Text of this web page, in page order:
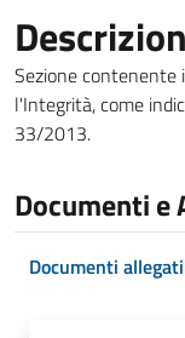
Sezione contenente
l'Integrità, come
33/2013.
Documenti e
Documenti allegati